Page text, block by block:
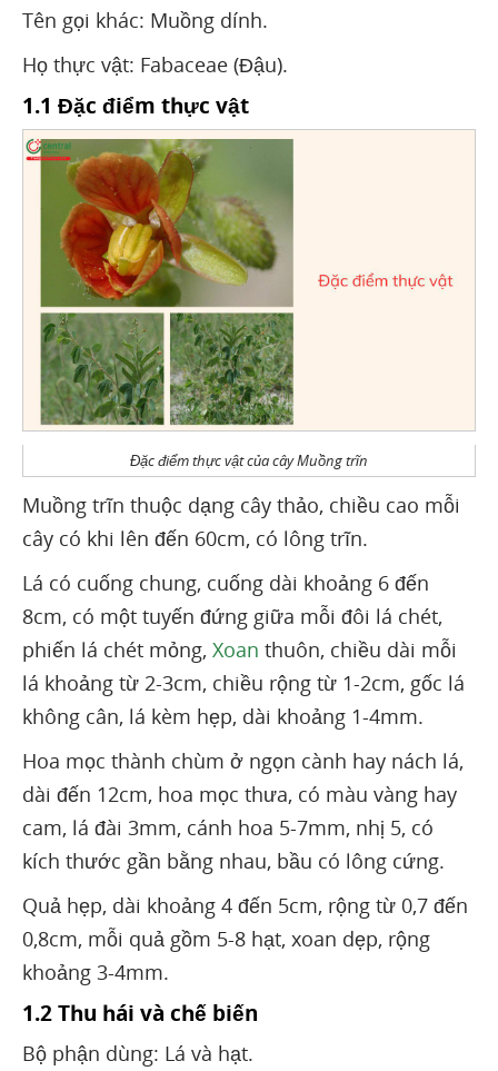
Tên gọi khác: Muồng dính.
Họ thực vật: Fabaceae (Đậu).
1.1 Đặc điểm thực vật
Đặc điểm thực vật của cây Muồng trĩn
Muồng trĩn thuộc dạng cây thảo, chiều cao mỗi
cây có khi lên đến 60cm, có lông trĩn.
Lá có cuống chung, cuống dài khoảng 6 đến
8cm, có một tuyến đứng giữa mỗi đôi lá chét,
phiến lá chét mỏng, Xoan thuôn, chiều dài mỗi
lá khoảng từ 2-3cm, chiều rộng từ 1-2cm, gốc lá
không cân, lá kèm hẹp, dài khoảng 1-4mm.
Hoa mọc thành chùm ở ngọn cành hay nách lá,
dài đến 12cm, hoa mọc thưa, có màu vàng hay
cam, lá đài 3mm, cánh hoa 5-7mm, nhị 5, có
kích thước gần bằng nhau, bầu có lông cứng.
Quả hẹp, dài khoảng 4 đến 5cm, rộng từ 0,7 đến
0,8cm, mỗi quả gồm 5-8 hạt, xoan dẹp, rộng
khoảng 3-4mm.
1.2 Thu hái và chế biến
Bộ phận dùng: Lá và hạt.